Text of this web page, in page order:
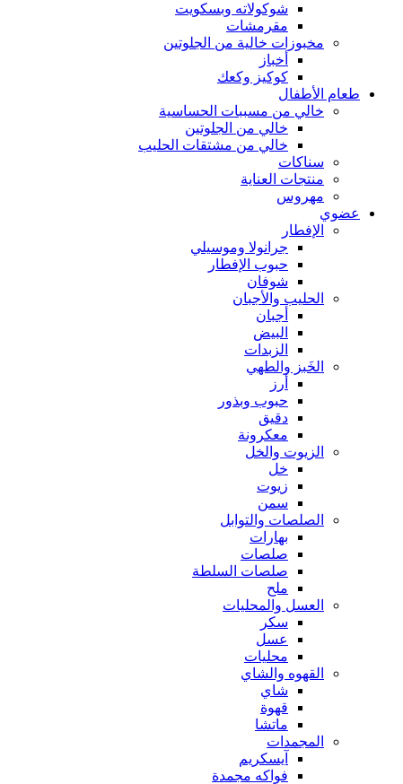
شوكولاته وبسكويت
مقرمشات
مخبوزات خالية من الجلوتين
أخباز
كوكيز وكعك
طعام الأطفال
خالي من مسببات الحساسية
خالي من الجلوتين
خالي من مشتقات الحليب
سناكات
منتجات العناية
مهروس
عضوي
الإفطار
جرانولا وموسيلي
حبوب الإفطار
شوفان
الحليب والأجبان
أجبان
البيض
الزبدات
الخَبز والطهي
أرز
حبوب وبذور
دقيق
معكرونة
الزيوت والخل
خل
زيوت
سمن
الصلصات والتوابل
بهارات
صلصات
صلصات السلطة
ملح
العسل والمحليات
سكر
عسل
محليات
القهوه والشاي
شاي
قهوة
ماتشا
المجمدات
آيسكريم
فواكه مجمدة